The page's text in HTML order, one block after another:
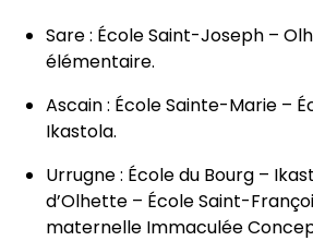
Sare : École Saint-Joseph –
élémentaire.
Ascain : École Sainte-Marie –
Ikastola.
Urrugne : École du Bourg –
d’Olhette – École Saint-
maternelle Immaculée